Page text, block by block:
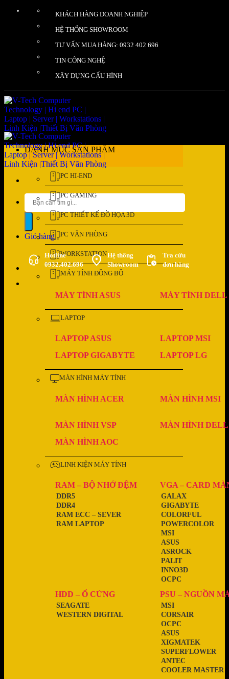
KHÁCH HÀNG DOANH NGHIỆP
HỆ THỐNG SHOWROOM
TƯ VẤN MUA HÀNG: 0932 402 696
TIN CÔNG NGHỆ
XÂY DỰNG CẤU HÌNH
Tìm
kiếm:
Giỏ hàng
Hotline
0932.402.696
Hệ thống
Showroom
Tra cứu
đơn hàng
DANH MỤC SẢN PHẨM
PC HI-END
PC GAMING
PC THIẾT KẾ ĐỒ HỌA 3D
PC VĂN PHÒNG
WORKSTATION
MÁY TÍNH ĐỒNG BỘ
MÁY TÍNH ASUS MÁY TÍNH DELL
LAPTOP
LAPTOP ASUS
LAPTOP MSI
LAPTOP GIGABYTE
LAPTOP LG
MÀN HÌNH MÁY TÍNH
MÀN HÌNH ACER MÀN HÌNH MSI
MÀN HÌNH VSP
MÀN HÌNH DELL
MÀN HÌNH AOC
LINH KIỆN MÁY TÍNH
RAM – BỘ NHỚ ĐỆM
RAM LAPTOP
RAM ECC – SEVER
DDR4
DDR5
VGA – CARD
OCPC
INNO3D
PALIT
ASROCK
ASUS
MSI
POWERCOLOR
COLORFUL
GIGABYTE
GALAX
HDD – Ổ CỨNG
WESTERN DIGITAL
SEAGATE
PSU – NGUỒN
COOLER MASTER
ANTEC
SUPERFLOWER
XIGMATEK
ASUS
OCPC
CORSAIR
MSI